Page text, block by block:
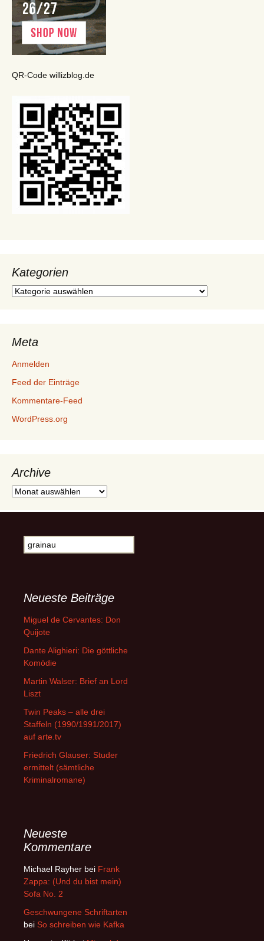
QR-Code willizblog.de
Kategorien
Kategorien
Meta
Anmelden
Feed der Einträge
Kommentare-Feed
WordPress.org
Archive
Archive
Suche
nach:
Neueste Beiträge
Miguel de Cervantes: Don
Quijote
Dante Alighieri: Die göttliche
Komödie
Martin Walser: Brief an Lord
Liszt
Twin Peaks – alle drei
Staffeln (1990/1991/2017)
auf arte.tv
Friedrich Glauser: Studer
ermittelt (sämtliche
Kriminalromane)
Neueste
Kommentare
Michael Rayher bei Frank
Zappa: (Und du bist mein)
Sofa No. 2
Geschwungene Schriftarten
bei So schreiben wie Kafka